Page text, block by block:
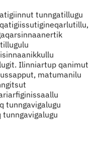
tunngatillugu
Ilinniartup qanimut
matumanilu
tunngavigalugu